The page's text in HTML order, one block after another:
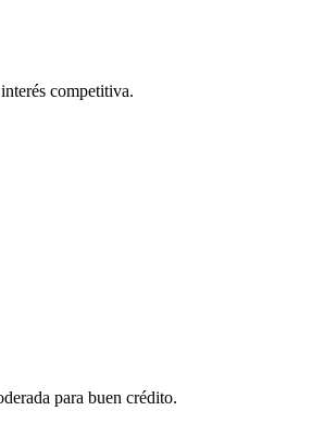
competitiva.
para buen crédito.